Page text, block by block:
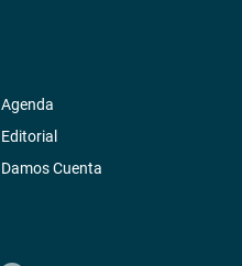
Agenda
Editorial
Damos Cuenta